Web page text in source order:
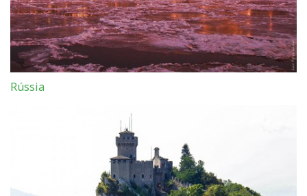
Rússia